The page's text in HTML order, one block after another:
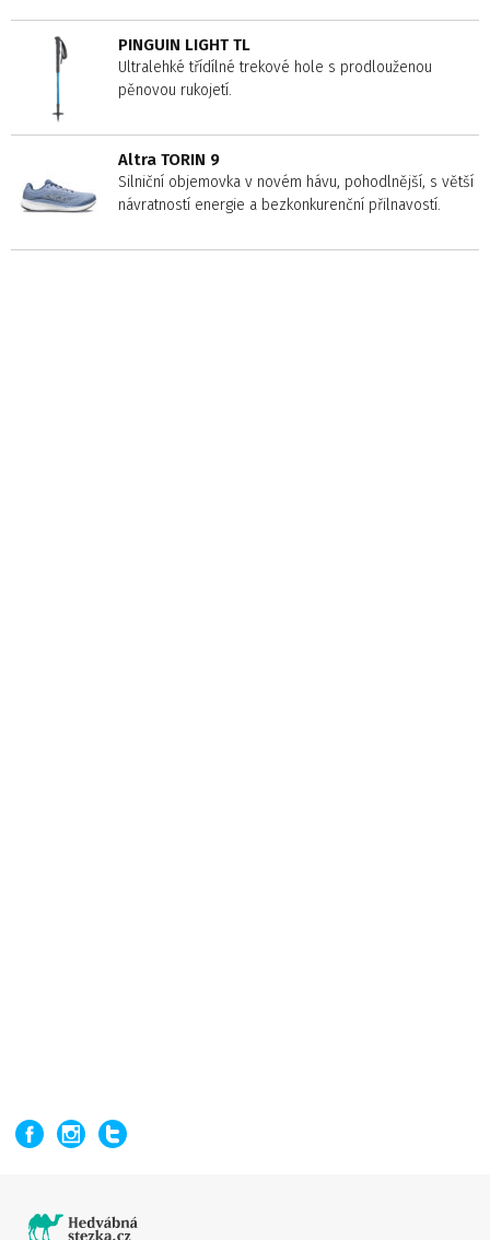
PINGUIN LIGHT TL
Ultralehké třídílné trekové hole s prodlouženou
pěnovou rukojetí.
Altra TORIN 9
Silniční objemovka v novém hávu, pohodlnější, s větší
návratností energie a bezkonkurenční přilnavostí.